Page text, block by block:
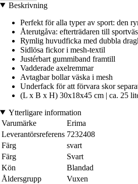
Beskrivning
Perfekt för alla typer av sport: den
Återutgåva: efterträdaren till
Rymlig huvudficka med dubbla
Sidlösa fickor i mesh-textil
Justérbart gummiband framtill
Vadderade axelremmar
Avtagbar bollar väska i mesh
Underfack för att förvara skor
(L x B x H) 30x18x45 cm | ca. 25
Ytterligare information
Varumärke
Erima
Leverantörsreferens 7232408
Färg
svart
Färg
Svart
Kön
Blandad
Åldersgrupp
Vuxen